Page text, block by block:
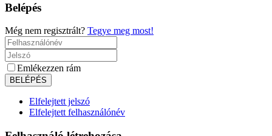
Belépés
Még nem regisztrált? Tegye meg most!
Emlékezzen rám
Elfelejtett jelszó
Elfelejtett felhasználónév